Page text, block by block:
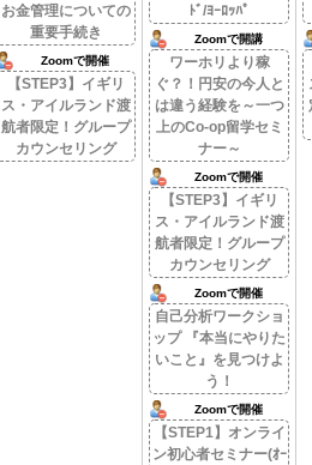
お金管理についての
重要手続き
Zoomで開催
【STEP3】イギリ
ス・アイルランド渡
航者限定！グループ
カウンセリング
ﾄﾞ/ﾖｰﾛｯﾊﾟ
Zoomで開講
ワーホリより稼
ぐ？！円安の今人と
は違う経験を～一つ
上のCo-op留学セミ
ナー～
Zoomで開催
【STEP3】イギリ
ス・アイルランド渡
航者限定！グループ
カウンセリング
Zoomで開催
自己分析ワークショ
ップ 『本当にやりた
いこと』を見つけよ
う！
Zoomで開催
【STEP1】オンライ
ン初心者セミナー(ｵｰ